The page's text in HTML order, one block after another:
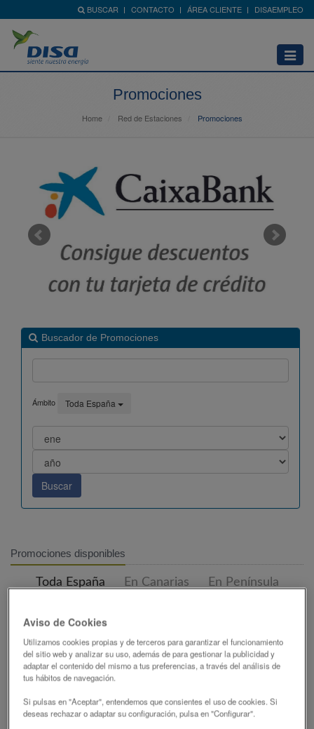
BUSCAR CONTACTO ÁREA CLIENTE DISAEMPLEO
Abrir
menú
Promociones
Home Red de Estaciones Promociones
Buscador de Promociones
Ámbito Toda España
Promociones disponibles
Toda España En Canarias
En Península
Aviso de Cookies
Utilizamos cookies propias y de terceros para garantizar el funcionamiento
del sitio web y analizar su uso, además de para gestionar la publicidad y
adaptar el contenido del mismo a tus preferencias, a través del análisis de
tus hábitos de navegación.
Si pulsas en "Aceptar", entendemos que consientes el uso de cookies. Si
deseas rechazar o adaptar su configuración, pulsa en "Configurar".